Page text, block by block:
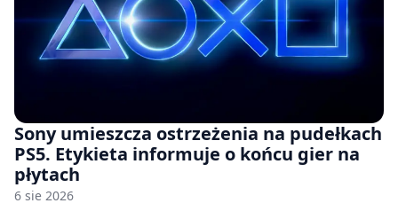
Sony umieszcza ostrzeżenia na pudełkach
PS5. Etykieta informuje o końcu gier na
płytach
6 sie 2026